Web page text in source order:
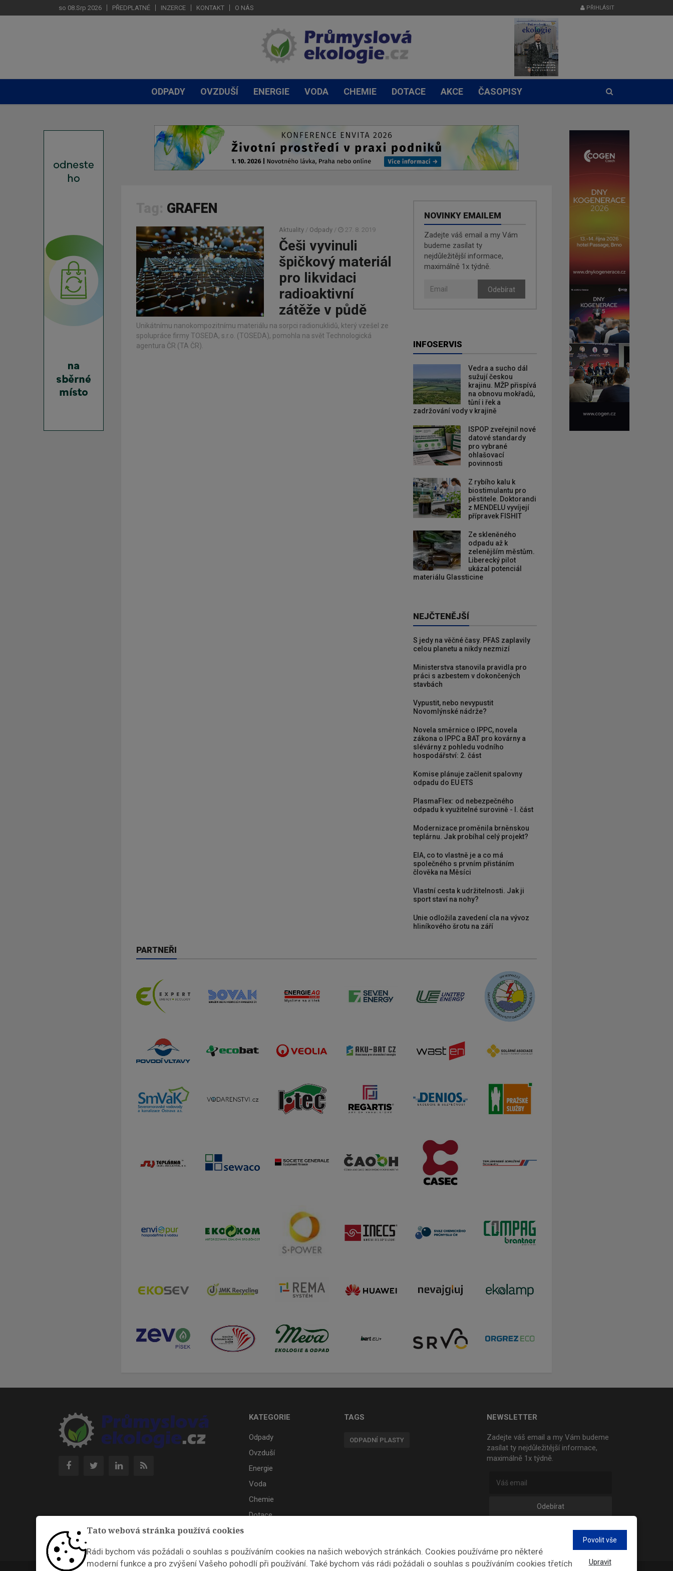
Tato webová stránka používá cookies
Rádi bychom vás požádali o souhlas s používáním cookies na našich webových stránkách. Cookies používáme pro některé
moderní funkce a pro zvýšení Vašeho pohodlí při používání. Také bychom vás rádi požádali o souhlas s používáním cookies třetích
Povolit vše
Upravit
so 08.Srp 2026 PŘEDPLATNÉ INZERCE KONTAKT O NÁS PŘIHLÁSIT
ODPADY OVZDUŠÍ ENERGIE VODA CHEMIE DOTACE AKCE ČASOPISY
GRAFEN
Aktuality / Odpady / 27. 8. 2019
Češi vyvinuli
špičkový materiál
pro likvidaci
radioaktivní
zátěže v půdě
Unikátnímu nanokompozitnímu materiálu na sorpci radionuklidů, který vzešel ze
spolupráce firmy TOSEDA, s.r.o. (TOSEDA), pomohla na svět Technologická
agentura ČR (TA ČR).
NOVINKY EMAILEM
Zadejte váš email a my Vám
budeme zasílat ty
nejdůležitější informace,
maximálně 1x týdně.
Odebírat
INFOSERVIS
Vedra a sucho dál
sužují českou
krajinu. MŽP přispívá
na obnovu mokřadů,
tůní i řek a
zadržování vody v krajině
ISPOP zveřejnil nové
datové standardy
pro vybrané
ohlašovací
povinnosti
Z rybího kalu k
biostimulantu pro
pěstitele. Doktorandi
z MENDELU vyvíjejí
přípravek FISHIT
Ze skleněného
odpadu až k
zelenějším městům.
Liberecký pilot
ukázal potenciál
materiálu Glassticine
NEJČTENĚJŠÍ
S jedy na věčné časy. PFAS zaplavily
celou planetu a nikdy nezmizí
Ministerstva stanovila pravidla pro
práci s azbestem v dokončených
stavbách
Vypustit, nebo nevypustit
Novomlýnské nádrže?
Novela směrnice o IPPC, novela
zákona o IPPC a BAT pro kovárny a
slévárny z pohledu vodního
hospodářství: 2. část
Komise plánuje začlenit spalovny
odpadu do EU ETS
PlasmaFlex: od nebezpečného
odpadu k využitelné surovině - I. část
Modernizace proměnila brněnskou
teplárnu. Jak probíhal celý projekt?
EIA, co to vlastně je a co má
společného s prvním přistáním
člověka na Měsíci
Vlastní cesta k udržitelnosti. Jak ji
sport staví na nohy?
Unie odložila zavedení cla na vývoz
hliníkového šrotu na září
PARTNEŘI
KATEGORIE
Odpady
Ovzduší
Energie
Voda
Chemie
Dotace
TAGS
ODPADNÍ PLASTY
NEWSLETTER
Zadejte váš email a my Vám budeme
zasílat ty nejdůležitější informace,
maximálně 1x týdně.
Odebírat